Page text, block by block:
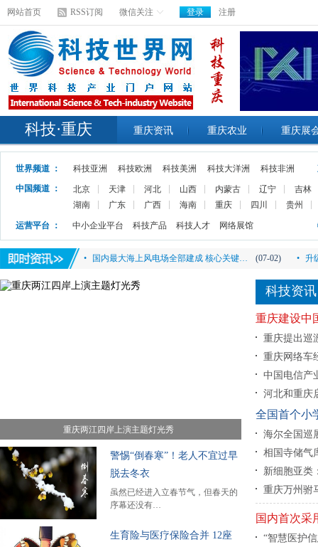
网站首页 RSS订阅 微信关注 登录 注册
科技·重庆 重庆资讯 重庆农业 重庆展
世界频道 ： 科技亚洲 科技欧洲 科技美洲 科技大洋洲 科技非洲
中国频道 ：
北京 天津 河北 山西 内蒙古 辽宁
吉林
湖南
广东 广西 海南 重庆 四川 贵州
运营平台 ： 中小企业平台 科技产品 科技人才 网络展馆
• 内卷、躺平、yyds……网络语言，人… (07-02) • 打
• 国内最大海上风电场全部建成 核心关键… (07-02) • 升
• “海智摇篮”引领再启航 助力海归成就… (07-02) • 海
(07-02) 直
(07-02) • “
重庆两江四岸上演主题灯光秀
警惕“倒春寒”！老人不宜过早
脱去冬衣
虽然已经进入立春节气，但春天的
序幕还没有…
生育险与医疗保险合并 12座
科技资讯
重庆建设中
重庆提出巡
重庆网络车
中国电信产
河北和重庆
全国首个小
海尔全国巡
相国寺储气
新细胞亚类
重庆万州驸
国内首次采
“智慧医护